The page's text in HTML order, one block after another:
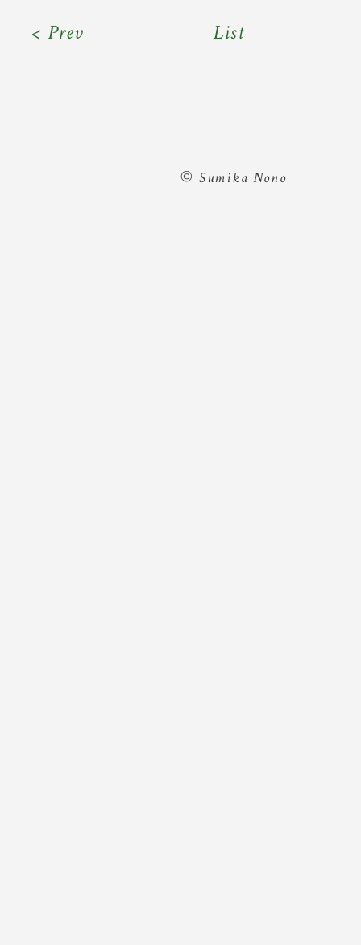
< Prev List
© Sumika Nono